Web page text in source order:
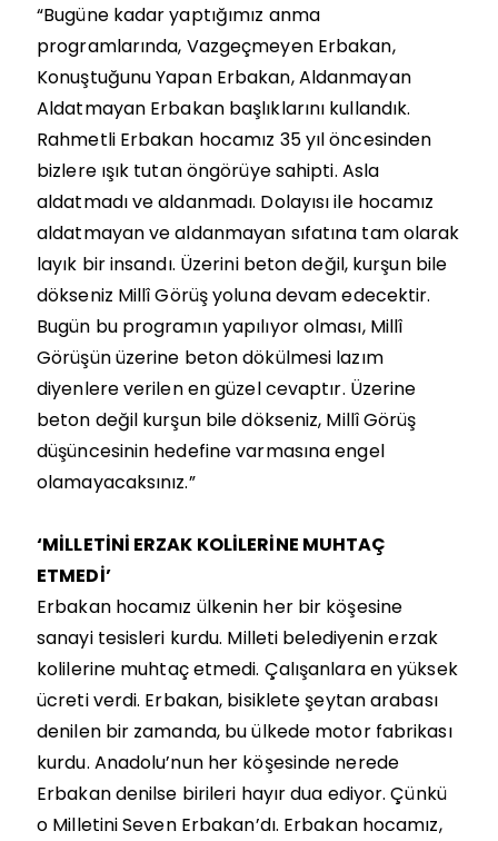
“Bugüne kadar yaptığımız anma
programlarında, Vazgeçmeyen Erbakan,
Konuştuğunu Yapan Erbakan, Aldanmayan
Aldatmayan Erbakan başlıklarını kullandık.
Rahmetli Erbakan hocamız 35 yıl öncesinden
bizlere ışık tutan öngörüye sahipti. Asla
aldatmadı ve aldanmadı. Dolayısı ile hocamız
aldatmayan ve aldanmayan sıfatına tam olarak
layık bir insandı. Üzerini beton değil, kurşun bile
dökseniz Millî Görüş yoluna devam edecektir.
Bugün bu programın yapılıyor olması, Millî
Görüşün üzerine beton dökülmesi lazım
diyenlere verilen en güzel cevaptır. Üzerine
beton değil kurşun bile dökseniz, Millî Görüş
düşüncesinin hedefine varmasına engel
olamayacaksınız.”
‘MİLLETİNİ ERZAK KOLİLERİNE MUHTAÇ
ETMEDİ’
Erbakan hocamız ülkenin her bir köşesine
sanayi tesisleri kurdu. Milleti belediyenin erzak
kolilerine muhtaç etmedi. Çalışanlara en yüksek
ücreti verdi. Erbakan, bisiklete şeytan arabası
denilen bir zamanda, bu ülkede motor fabrikası
kurdu. Anadolu’nun her köşesinde nerede
Erbakan denilse birileri hayır dua ediyor. Çünkü
o Milletini Seven Erbakan’dı. Erbakan hocamız,